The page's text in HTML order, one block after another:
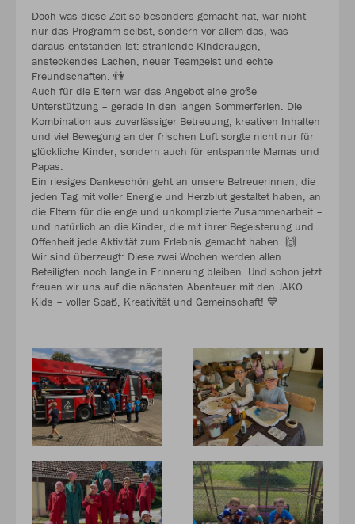
Doch was diese Zeit so besonders gemacht hat, war nicht
nur das Programm selbst, sondern vor allem das, was
daraus entstanden ist: strahlende Kinderaugen,
ansteckendes Lachen, neuer Teamgeist und echte
Freundschaften. 👫
Auch für die Eltern war das Angebot eine große
Unterstützung – gerade in den langen Sommerferien. Die
Kombination aus zuverlässiger Betreuung, kreativen Inhalten
und viel Bewegung an der frischen Luft sorgte nicht nur für
glückliche Kinder, sondern auch für entspannte Mamas und
Papas.
Ein riesiges Dankeschön geht an unsere Betreuerinnen, die
jeden Tag mit voller Energie und Herzblut gestaltet haben, an
die Eltern für die enge und unkomplizierte Zusammenarbeit –
und natürlich an die Kinder, die mit ihrer Begeisterung und
Offenheit jede Aktivität zum Erlebnis gemacht haben. 🙌
Wir sind überzeugt: Diese zwei Wochen werden allen
Beteiligten noch lange in Erinnerung bleiben. Und schon jetzt
freuen wir uns auf die nächsten Abenteuer mit den JAKO
Kids – voller Spaß, Kreativität und Gemeinschaft! 💙